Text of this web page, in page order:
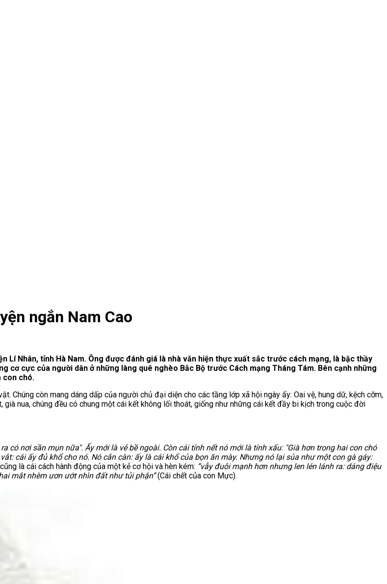
ngắn Nam Cao
Lí Nhân, tỉnh Hà Nam. Ông được đánh giá là nhà văn hiện thực xuất sắc trước cách mạng, là bậc thầy
cơ cực của người dân ở những làng quê nghèo Bắc Bộ trước Cách mạng Tháng Tám. Bên cạnh những
con chó.
Chúng còn mang dáng dấp của người chủ đại diện cho các tầng lớp xã hội ngày ấy: Oai vệ, hung dữ, kệch cỡm,
già nua, chúng đều có chung một cái kết không lối thoát, giống như những cái kết đầy bi kịch trong cuộc đời
có nơi sần mụn nữa". Ấy mới là vẻ bề ngoài. Còn cái tính nết nó mới là tính xấu: "Già hơn trong hai con chó
cái ấy đủ khổ cho nó. Nó cắn càn: ấy là cái khổ của bọn ăn mày. Nhưng nó lại sủa như một con gà gáy:
là cái cách hành động của một kẻ cơ hội và hèn kém: “vẫy đuôi mạnh hơn nhưng len lén lánh ra: dáng điệu
mắt nhèm ươn ướt nhìn đất như tủi phận”(Cái chết của con Mực).